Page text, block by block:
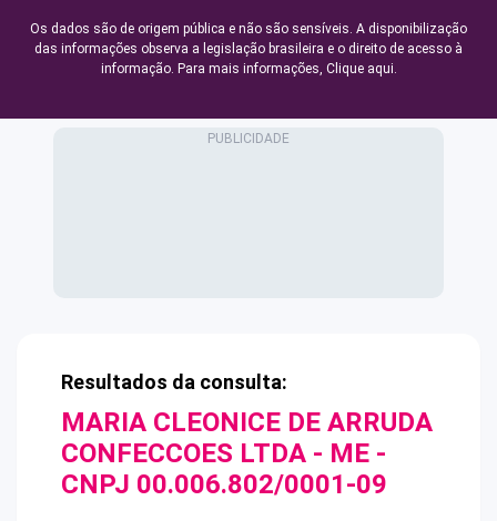
Os dados são de origem pública e não são sensíveis. A disponibilização
das informações observa a legislação brasileira e o direito de acesso à
informação. Para mais informações, Clique aqui.
Resultados da consulta:
MARIA CLEONICE DE ARRUDA
CONFECCOES LTDA - ME -
CNPJ 00.006.802/0001-09